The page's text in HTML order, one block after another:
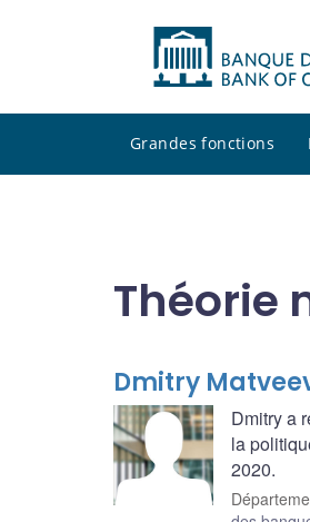
Grandes fonctions
Théorie
Dmitry
Dmitry a
la
2020.